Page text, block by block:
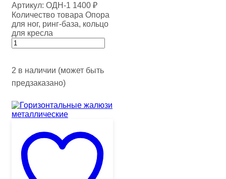
Артикул: ОДН-1 1400 ₽
Количество товара Опора
для ног, ринг-база, кольцо
для кресла
2 в наличии (может быть
предзаказано)